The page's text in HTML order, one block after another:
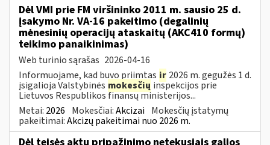
Dėl VMI prie FM viršininko 2011 m. sausio 25 d.
įsakymo Nr. VA-16 pakeitimo (degalinių
mėnesinių operacijų ataskaitų (AKC410 formų)
teikimo panaikinimas)
Web turinio sąrašas 2026-04-16
Informuojame, kad buvo priimtas ir 2026 m. gegužės 1 d.
įsigalioja Valstybinės mokesčių inspekcijos prie
Lietuvos Respublikos finansų ministerijos...
Metai: 2026 Mokesčiai:Akcizai Mokesčių įstatymų
pakeitimai:Akcizų pakeitimai nuo 2026 m.
Dėl teisės aktų pripažinimo netekusiais galios